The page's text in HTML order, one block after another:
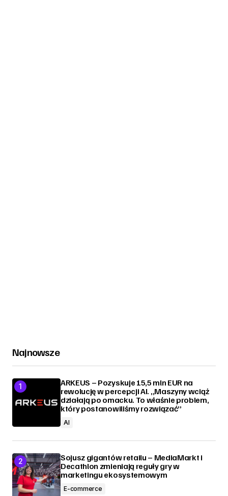
Najnowsze
ARKEUS – Pozyskuje 15,5 mln EUR na
rewolucję w percepcji AI. „Maszyny wciąż
działają po omacku. To właśnie problem,
który postanowiliśmy rozwiązać”
AI
Sojusz gigantów retailu – MediaMarkt i
Decathlon zmieniają reguły gry w
marketingu ekosystemowym
E-commerce